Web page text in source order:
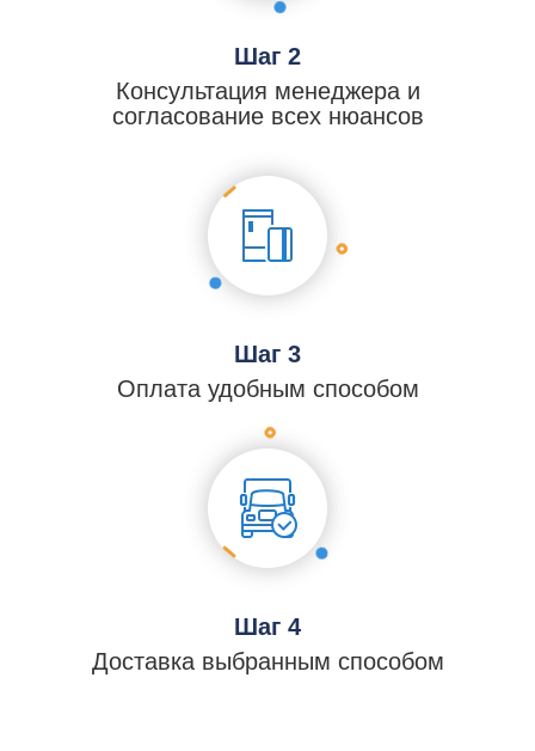
Шаг 2
Консультация менеджера и
согласование всех нюансов
Шаг 3
Оплата удобным способом
Шаг 4
Доставка выбранным способом